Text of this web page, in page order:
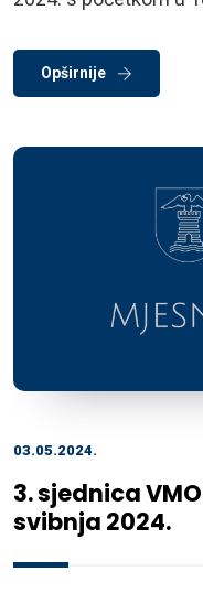
Opširnije
03.05.2024.
3. sjednica
svibnja 2024.